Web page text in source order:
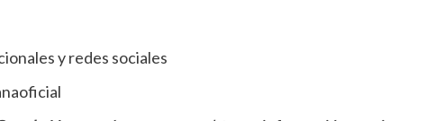
y redes sociales